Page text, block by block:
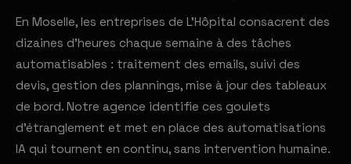
En Moselle, les entreprises de L'Hôpital consacrent des
dizaines d'heures chaque semaine à des tâches
automatisables : traitement des emails, suivi des
devis, gestion des plannings, mise à jour des tableaux
de bord. Notre agence identifie ces goulets
d'étranglement et met en place des automatisations
IA qui tournent en continu, sans intervention humaine.